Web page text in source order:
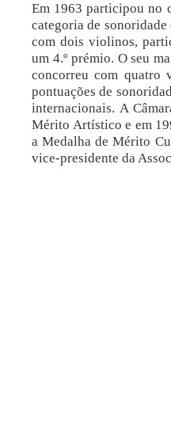
Em 1963 participou no
categoria de
com dois violinos,
um 4.º prémio. O seu
concorreu com quatro
pontuações de
internacionais. A
Mérito Artístico e em
a Medalha de Mérito
vice-presidente da